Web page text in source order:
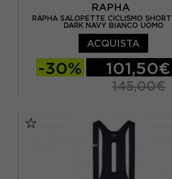
RAPHA
RAPHA SALOPETTE CICLISMO SHORT
DARK NAVY BIANCO UOMO
ACQUISTA
-30% 101,50€
145,00€